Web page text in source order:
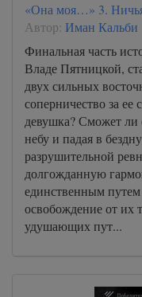
«Она моя…» 3.
Автор: Иман Кальби
Финальная часть
Владе Пятницкой,
двух сильных
соперничество за ее
девушка? Сможет ли
небу и падая в
разрушительной
долгожданную
единственным путем
освобождение от их
удушающих пут...